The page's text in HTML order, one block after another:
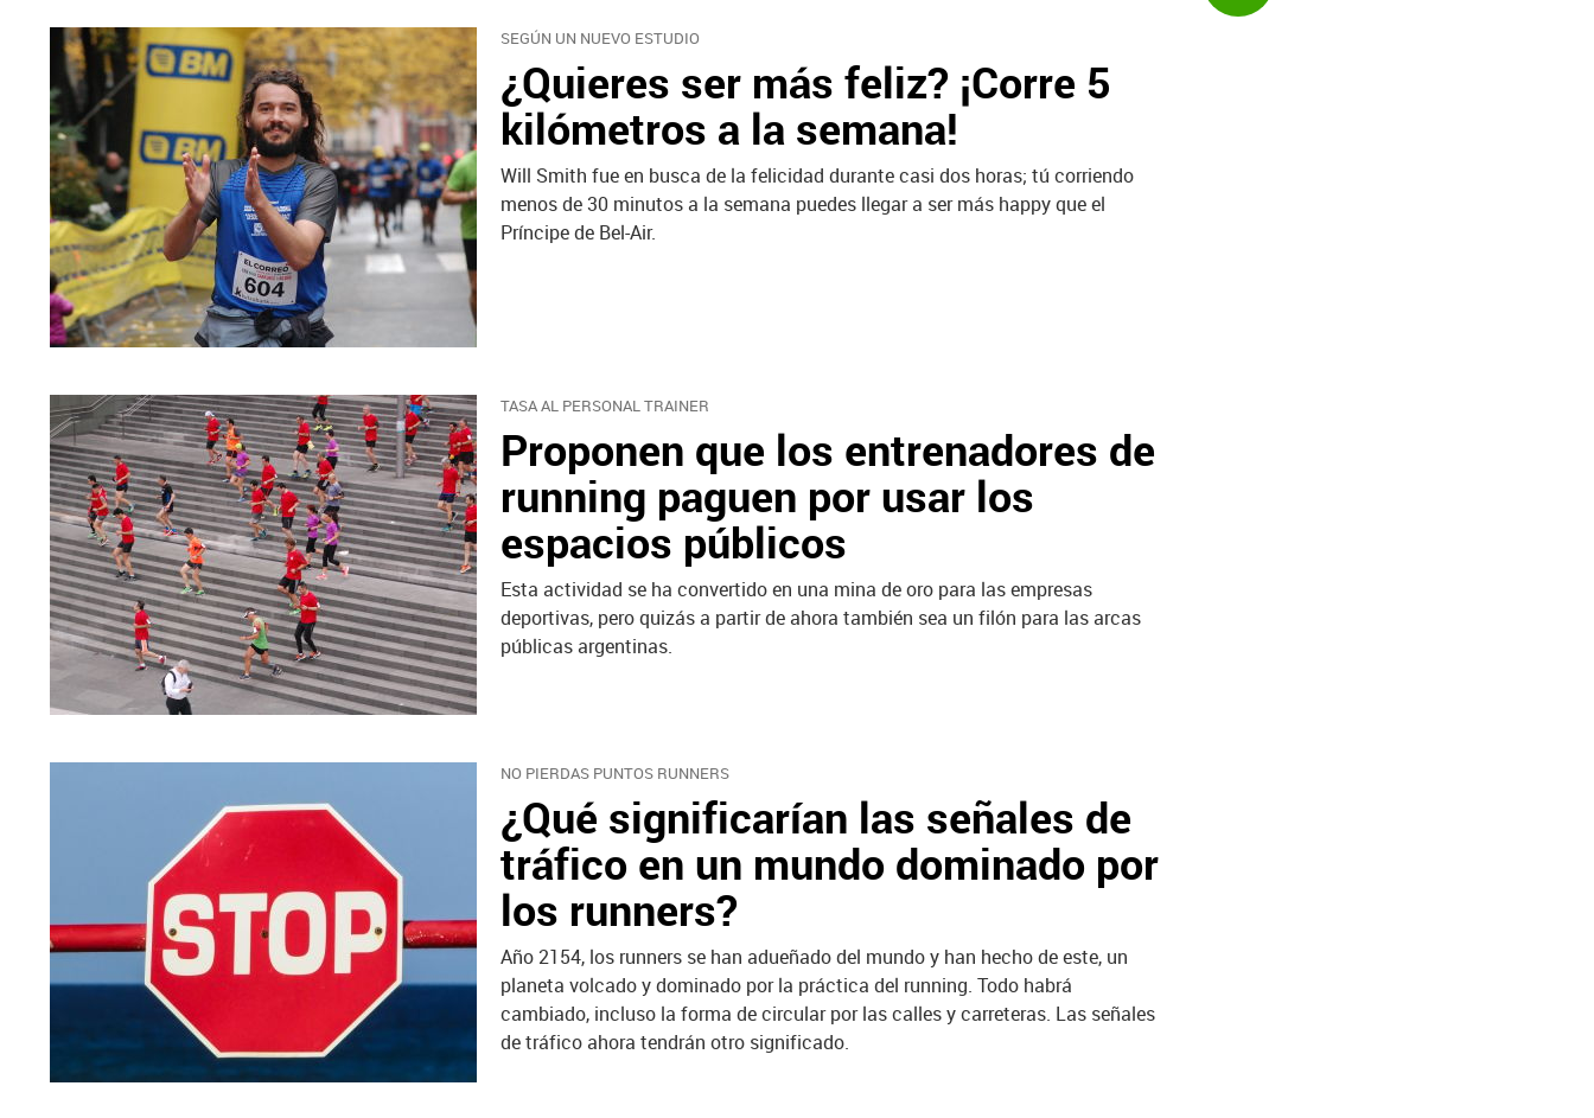
SEGÚN UN NUEVO ESTUDIO
¿Quieres ser más feliz? ¡Corre 5
kilómetros a la semana!
Will Smith fue en busca de la felicidad durante casi dos horas; tú corriendo
menos de 30 minutos a la semana puedes llegar a ser más happy que el
Príncipe de Bel-Air.
TASA AL PERSONAL TRAINER
Proponen que los entrenadores de
running paguen por usar los
espacios públicos
Esta actividad se ha convertido en una mina de oro para las empresas
deportivas, pero quizás a partir de ahora también sea un filón para las arcas
públicas argentinas.
NO PIERDAS PUNTOS RUNNERS
¿Qué significarían las señales de
tráfico en un mundo dominado por
los runners?
Año 2154, los runners se han adueñado del mundo y han hecho de este, un
planeta volcado y dominado por la práctica del running. Todo habrá
cambiado, incluso la forma de circular por las calles y carreteras. Las señales
de tráfico ahora tendrán otro significado.